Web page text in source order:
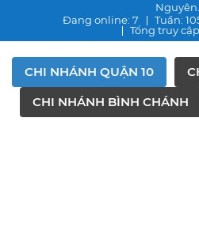
Nguyên.
Đang online: 7 Tuần:
Tổng truy cập
CHI NHÁNH QUẬN 10
CHI NHÁNH BÌNH CHÁNH